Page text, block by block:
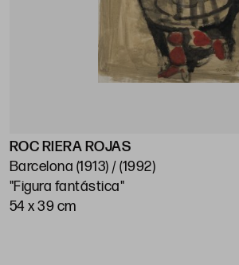
ROC RIERA ROJAS
Barcelona (1913) / (1992)
"Figura fantástica"
54 x 39 cm